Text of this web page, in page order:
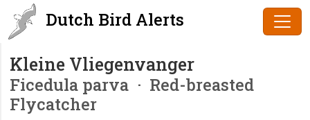
Dutch Bird Alerts
Kleine Vliegenvanger
Ficedula parva · Red-breasted
Flycatcher